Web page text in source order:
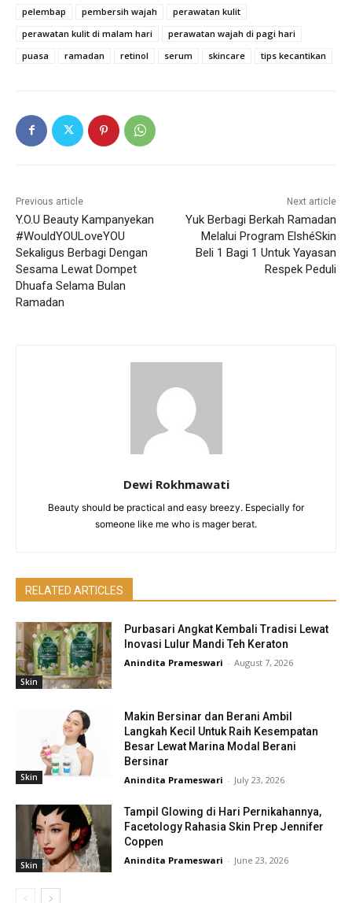
pelembap
pembersih wajah
perawatan kulit
perawatan kulit di malam hari
perawatan wajah di pagi hari
puasa
ramadan retinol serum skincare tips kecantikan
Previous article
Y.O.U Beauty Kampanyekan
#WouldYOULoveYOU
Sekaligus Berbagi Dengan
Sesama Lewat Dompet
Dhuafa Selama Bulan
Ramadan
Next article
Yuk Berbagi Berkah Ramadan
Melalui Program ElshéSkin
Beli 1 Bagi 1 Untuk Yayasan
Respek Peduli
Dewi Rokhmawati
Beauty should be practical and easy breezy. Especially for
someone like me who is mager berat.
RELATED ARTICLES
Skin
Purbasari Angkat Kembali Tradisi Lewat
Inovasi Lulur Mandi Teh Keraton
Anindita Prameswari - August 7, 2026
Skin
Makin Bersinar dan Berani Ambil
Langkah Kecil Untuk Raih Kesempatan
Besar Lewat Marina Modal Berani
Bersinar
Anindita Prameswari - July 23, 2026
Skin
Tampil Glowing di Hari Pernikahannya,
Facetology Rahasia Skin Prep Jennifer
Coppen
Anindita Prameswari - June 23, 2026